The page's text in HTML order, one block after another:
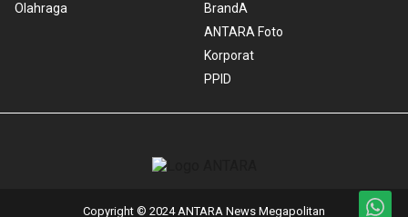
Olahraga
BrandA
ANTARA Foto
Korporat
PPID
Copyright © 2024 ANTARA News Megapolitan